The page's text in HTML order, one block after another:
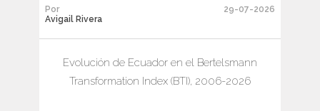
Por
Avigail Rivera
29-07-2026
Evolución de Ecuador en el Bertelsmann
Transformation Index (BTI), 2006-2026